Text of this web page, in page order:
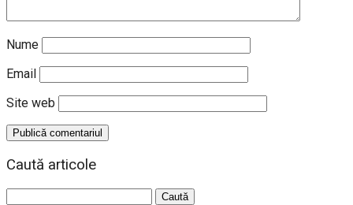
Nume
Email
Site web
Caută articole